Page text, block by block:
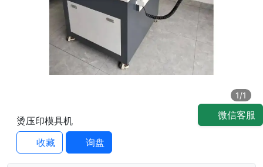
1/1
烫压印模具机
收藏
询盘
微信客服